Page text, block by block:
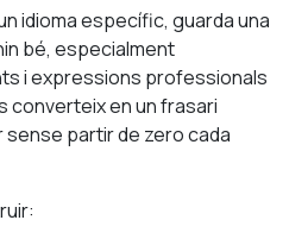
idioma específic, guarda una
bé, especialment
i expressions professionals
converteix en un frasari
partir de zero cada